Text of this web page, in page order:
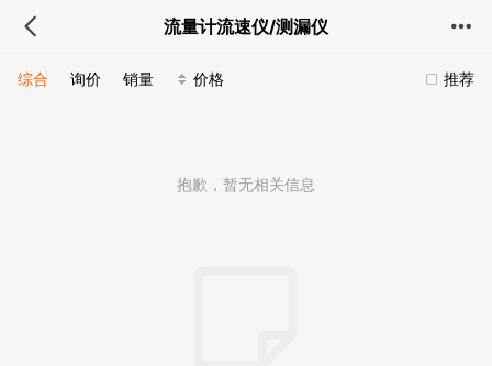
流量计流速仪/测漏仪
推荐
综合 询价 销量 价格
抱歉，暂无相关信息